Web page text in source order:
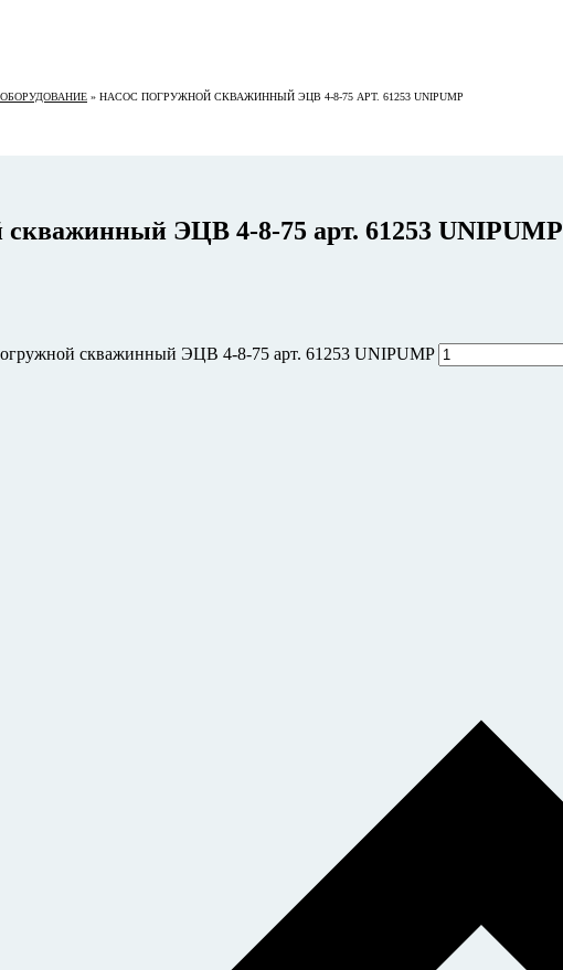
» НАСОС ПОГРУЖНОЙ СКВАЖИННЫЙ ЭЦВ 4-8-75 АРТ. 61253 UNIPUMP
скважинный ЭЦВ 4-8-75 арт. 61253 UNIPUMP
скважинный ЭЦВ 4-8-75 арт. 61253 UNIPUMP